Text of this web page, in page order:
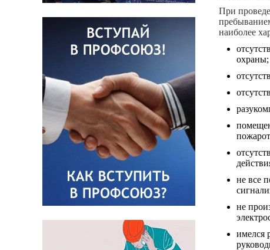
При
наиболее
охраны;
не все
не
имелся